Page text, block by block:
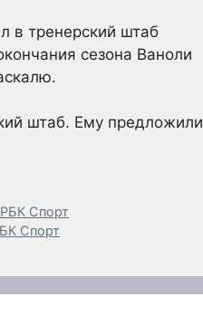
в тренерский штаб
сезона Ваноли
штаб. Ему предложили
Спорт
Спорт